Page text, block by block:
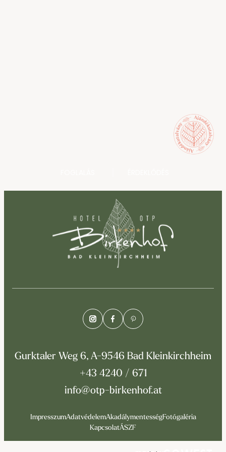
Gurktaler Weg 6, A-9546 Bad Kleinkirchheim
+43 4240 / 671
info@otp-birkenhof.at
ImpresszumAdatvédelemAkadálymentességFotógaléria
KapcsolatÁSZF